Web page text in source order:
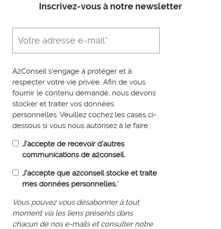
Inscrivez-vous à notre newsletter
A2Conseil s'engage à protéger et à
respecter votre vie privée. Afin de vous
fournir le contenu demandé, nous devons
stocker et traiter vos données
personnelles. Veuillez cochez les cases ci-
dessous si vous nous autorisez à le faire :
J'accepte de recevoir d'autres
communications de a2conseil.
J'accepte que a2conseil stocke et traite
mes données personnelles.*
Vous pouvez vous désabonner à tout
moment via les liens présents dans
chacun de nos e-mails et consulter notre